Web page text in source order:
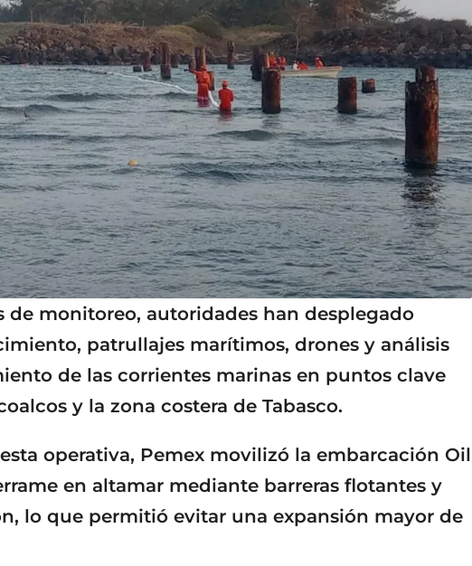
de monitoreo, autoridades han desplegado
patrullajes marítimos, drones y análisis
de las corrientes marinas en puntos clave
y la zona costera de Tabasco.
operativa, Pemex movilizó la embarcación Oil
en altamar mediante barreras flotantes y
lo que permitió evitar una expansión mayor de